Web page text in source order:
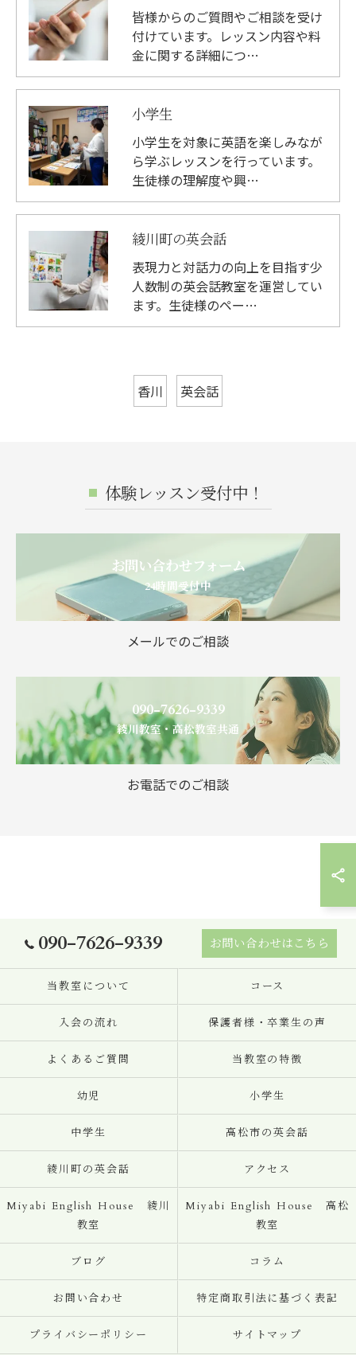
皆様からのご質問やご相談を受け
付けています。レッスン内容や料
金に関する詳細につ…
小学生
小学生を対象に英語を楽しみなが
ら学ぶレッスンを行っています。
生徒様の理解度や興…
綾川町の英会話
表現力と対話力の向上を目指す少
人数制の英会話教室を運営してい
ます。生徒様のペー…
香川 英会話
体験レッスン受付中！
お問い合わせフォーム
24時間受付中
メールでのご相談
090-7626-9339
綾川教室・高松教室共通
お電話でのご相談
090-7626-9339 お問い合わせはこちら
当教室について コース
入会の流れ 保護者様・卒業生の声
よくあるご質問 当教室の特徴
幼児 小学生
中学生 高松市の英会話
綾川町の英会話 アクセス
Miyabi English House 綾川
教室
Miyabi English House 高松
教室
ブログ コラム
お問い合わせ 特定商取引法に基づく表記
プライバシーポリシー サイトマップ